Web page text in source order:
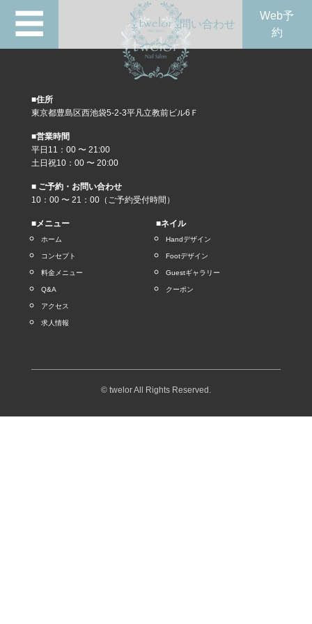
☰ 問い合わせ
Web予
約
■住所
東京都豊島区西池袋5-2-3平凡立教前ビル6Ｆ
■営業時間
平日11：00 〜 21:00
土日祝10：00 〜 20:00
■ ご予約・お問い合わせ
10：00 〜 21：00（ご予約受付時間）
■メニュー
ホーム
コンセプト
料金メニュー
Q&A
アクセス
求人情報
■ネイル
Handデザイン
Footデザイン
Guestギャラリー
クーポン
© twelor All Rights Reserved.